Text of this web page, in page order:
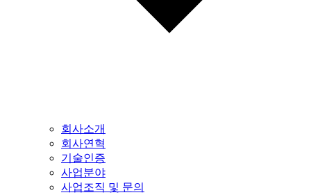
회사소개
회사연혁
기술인증
사업분야
사업조직 및 문의